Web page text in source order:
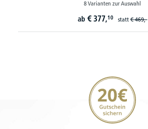
8 Varianten zur Auswahl
ab € 377,10 statt€ 469,-
20€ Gutschein sichern